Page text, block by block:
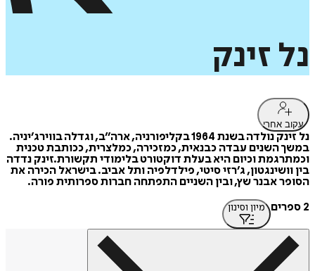
נל זינק
עקוב אחרי
נל זינק נולדה בשנת 1964 בקליפורניה, ארה״ב, וגדלה בווירג׳יניה.
במשך השנים עבדה כבנאית, כמזכירה, כמלצרית, ככותבת טכנית
וכמתרגמת וכיום היא בעלת דוקטורט בלימודי תקשורת.זינק נדדה
בין וושינגטון, ג׳רזי סיטי, פילדלפיה ותל אביב. בישראל הכירה את
הסופר אבנר שץ, ובין השניים התפתחה חברות ספרותית פורה.
2 ספרים
מיון וסינון